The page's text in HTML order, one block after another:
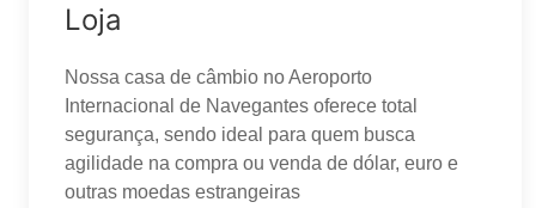
Loja
Nossa casa de câmbio no Aeroporto
Internacional de Navegantes oferece total
segurança, sendo ideal para quem busca
agilidade na compra ou venda de dólar, euro e
outras moedas estrangeiras